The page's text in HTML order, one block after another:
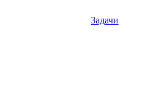
Задачи